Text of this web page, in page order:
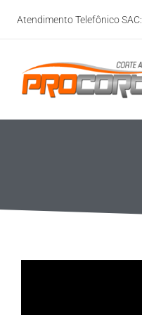
paraAtendimento Telefônico SAC: